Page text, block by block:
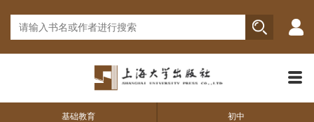
基础教育 初中